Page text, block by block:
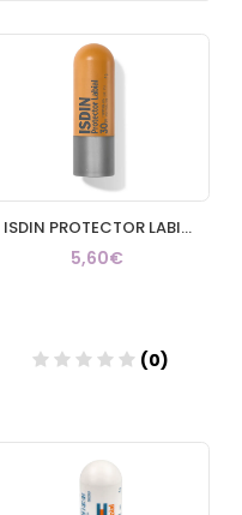
ISDIN PROTECTOR LABIAL SPF 30 1 ENVASE 4 g
5,60€
(0)
Añadir